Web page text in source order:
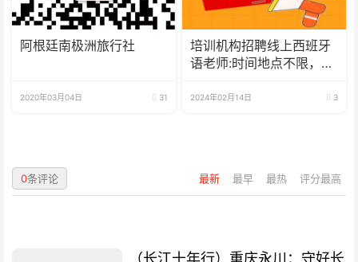
阿根廷南极洲旅行社
2020年03月04日 31
培训机构招聘线上西班牙
语老师:时间地点不限，可
2024年02月14日 3
最新 最早 最热 评分最高
0条评论